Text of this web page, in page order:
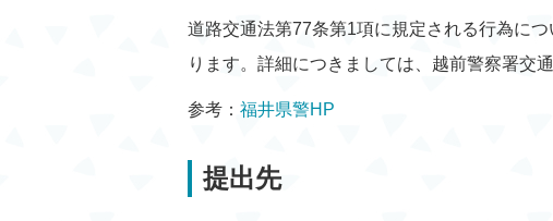
道路交通法第77条第1項に規定される行為に
ります。詳細につきましては、越前警察署交
参考： 福井県警HP
提出先